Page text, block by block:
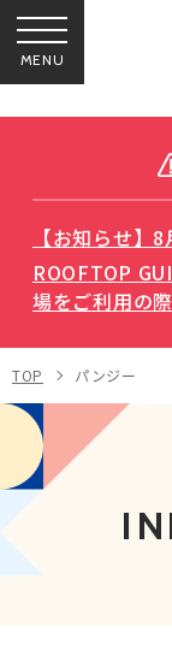
MENU
【お知らせ】
ROOFTOP
場をご利用の
TOP パンジー